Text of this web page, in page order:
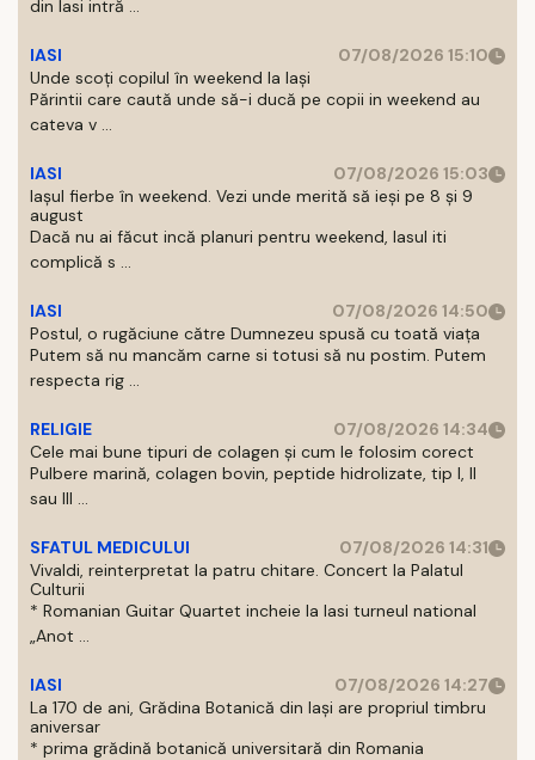
din Iasi intră ...
IASI
07/08/2026 15:10
Unde scoți copilul în weekend la Iași
Părintii care caută unde să-i ducă pe copii in weekend au
cateva v ...
IASI
07/08/2026 15:03
Iașul fierbe în weekend. Vezi unde merită să ieși pe 8 și 9
august
Dacă nu ai făcut incă planuri pentru weekend, Iasul iti
complică s ...
IASI
07/08/2026 14:50
Postul, o rugăciune către Dumnezeu spusă cu toată viața
Putem să nu mancăm carne si totusi să nu postim. Putem
respecta rig ...
RELIGIE
07/08/2026 14:34
Cele mai bune tipuri de colagen și cum le folosim corect
Pulbere marină, colagen bovin, peptide hidrolizate, tip I, II
sau III ...
SFATUL MEDICULUI
07/08/2026 14:31
Vivaldi, reinterpretat la patru chitare. Concert la Palatul
Culturii
* Romanian Guitar Quartet incheie la Iasi turneul national
„Anot ...
IASI
07/08/2026 14:27
La 170 de ani, Grădina Botanică din Iași are propriul timbru
aniversar
* prima grădină botanică universitară din Romania